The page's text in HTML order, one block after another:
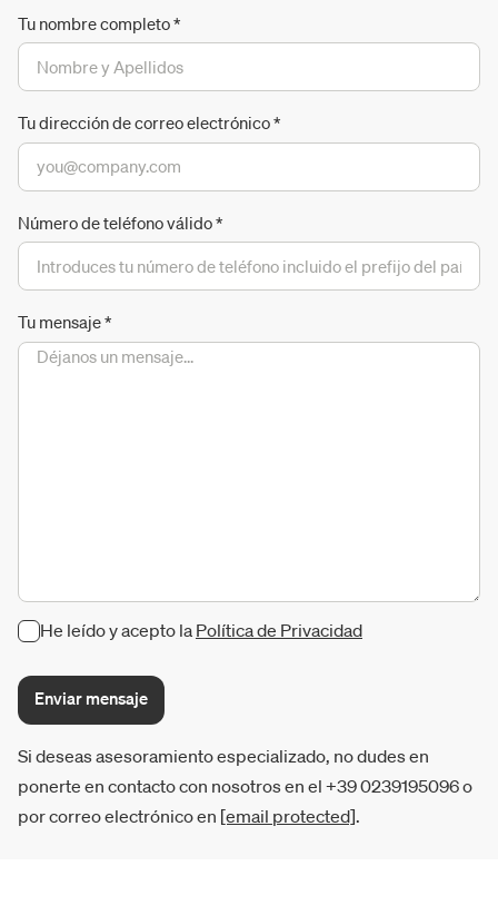
Tu nombre completo*
Tu dirección de correo electrónico*
Número de teléfono válido*
Tu mensaje*
He leído y acepto la Política de Privacidad
Enviar mensaje
Si deseas asesoramiento especializado, no dudes en
ponerte en contacto con nosotros en el +39 0239195096 o
por correo electrónico en [email protected].